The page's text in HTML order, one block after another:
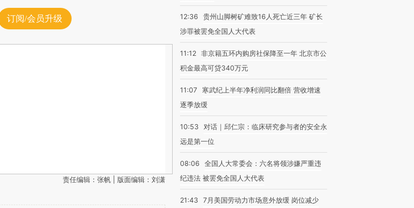
订阅/会员升级
责任编辑：张帆 | 版面编辑：刘潇
12:36
贵州山脚树矿难致16人死亡近三年 矿长
涉罪被罢免全国人大代表
11:12 非京籍五环内购房社保降至一年 北京市公
积金最高可贷340万元
11:07
寒武纪上半年净利润同比翻倍 营收增速
逐季放缓
10:53
对话｜邱仁宗：临床研究参与者的安全永
远是第一位
08:06
全国人大常委会：六名将领涉嫌严重违
纪违法 被罢免全国人大代表
21:43
7月美国劳动力市场意外放缓 岗位减少